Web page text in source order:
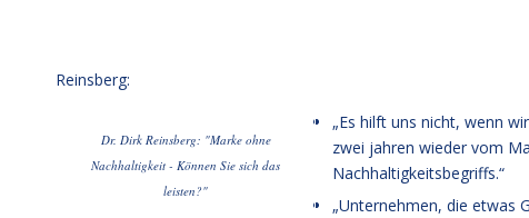
Reinsberg:
Dr. Dirk Reinsberg: "Marke ohne
Nachhaltigkeit - Können Sie sich das
leisten?"
„Es hilft uns nicht, wenn
zwei jahren wieder vom
Nachhaltigkeitsbegriffs.“
„Unternehmen, die etwas